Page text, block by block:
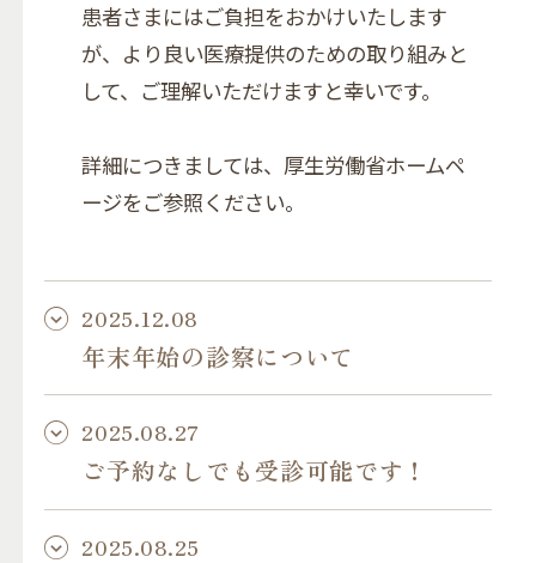
患者さまにはご負担をおかけいたします
が、より良い医療提供のための取り組みと
して、ご理解いただけますと幸いです。
詳細につきましては、厚生労働省ホームペ
ージをご参照ください。
2025.12.08
年末年始の診察について
2025.08.27
ご予約なしでも受診可能です！
2025.08.25